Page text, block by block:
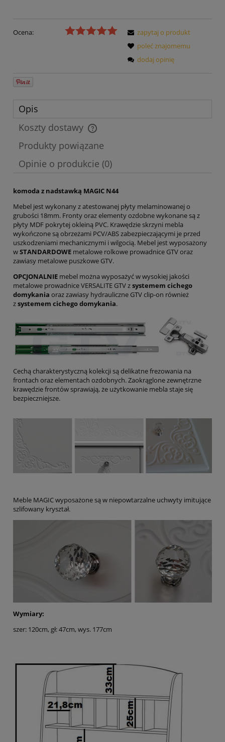
Ocena:
zapytaj o produkt
poleć znajomemu
dodaj opinię
Opis
Koszty dostawy
Cena nie zawiera ewentualnych kosztów płatności
Produkty powiązane
Opinie o produkcie (0)
komoda z nadstawką MAGIC N44
Mebel jest wykonany z atestowanej płyty melaminowanej o
grubości 18mm. Fronty oraz elementy ozdobne wykonane są z
płyty MDF pokrytej okleiną PVC. Krawędzie skrzyni mebla
wykończone są obrzeżami PCV/ABS zabezpieczającymi je przed
uszkodzeniami mechanicznymi i wilgocią. Mebel jest wyposażony
wSTANDARDOWE metalowe rolkowe prowadnice GTV oraz
zawiasy metalowe puszkowe GTV.
OPCJONALNIE mebel można wyposażyć w wysokiej jakości
metalowe prowadnice VERSALITE GTV zsystemem cichego
domykania oraz zawiasy hydrauliczne GTV clip-on również
zsystemem cichego domykania.
Cechą charakterystyczną kolekcji są delikatne frezowania na
frontach oraz elementach ozdobnych. Zaokrąglone zewnętrzne
krawędzie frontów sprawiają, że użytkowanie mebla staje się
bezpieczniejsze.
Meble MAGIC wyposażone są w niepowtarzalne uchwyty imitujące
szlifowany kryształ.
Wymiary:
szer: 120cm, gł: 47cm, wys. 177cm